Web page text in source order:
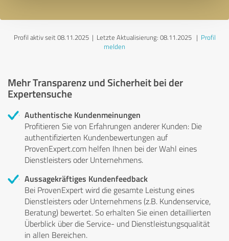
Profil aktiv seit 08.11.2025 | Letzte Aktualisierung: 08.11.2025| Profil
melden
Mehr Transparenz und Sicherheit bei der
Expertensuche
Authentische Kundenmeinungen
Profitieren Sie von Erfahrungen anderer Kunden: Die
authentifizierten Kundenbewertungen auf
ProvenExpert.com helfen Ihnen bei der Wahl eines
Dienstleisters oder Unternehmens.
Aussagekräftiges Kundenfeedback
Bei ProvenExpert wird die gesamte Leistung eines
Dienstleisters oder Unternehmens (z.B. Kundenservice,
Beratung) bewertet. So erhalten Sie einen detaillierten
Überblick über die Service- und Dienstleistungsqualität
in allen Bereichen.